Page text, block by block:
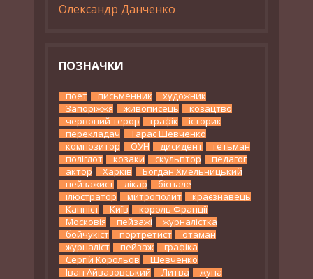
Олександр Данченко
ПОЗНАЧКИ
поет письменник
художник
Запоріжжя
живописець
козацтво
червоний терор
графік
історик
перекладач
Тарас Шевченко
композитор
ОУН дисидент
гетьман
поліглот
козаки скульптор
педагог
актор
Харків
Богдан Хмельницький
пейзажист
лікар
бієнале
ілюстратор
митрополит
краєзнавець
Капніст
Київ
король Франції
Московія
пейзажі
журналістка
бойчукіст
портретист
отаман
журналіст
пейзаж
графіка
Сергій Корольов
Шевченко
Іван Айвазовський
Литва жупа